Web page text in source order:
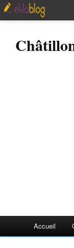
Accueil